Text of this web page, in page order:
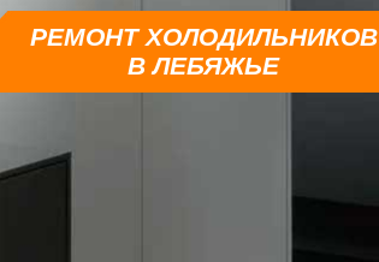
РЕМОНТ ХОЛОДИЛЬНИКОВ
В ЛЕБЯЖЬЕ